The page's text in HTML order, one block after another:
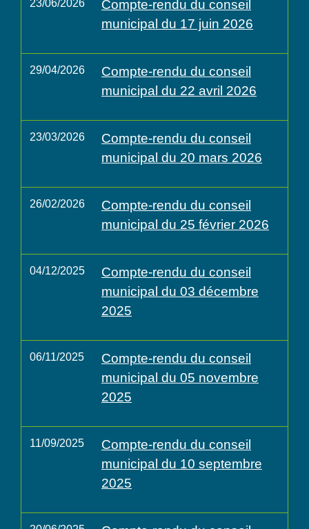
23/06/2026
Compte-rendu du conseil
municipal du 17 juin 2026
29/04/2026
Compte-rendu du conseil
municipal du 22 avril 2026
23/03/2026
Compte-rendu du conseil
municipal du 20 mars 2026
26/02/2026
Compte-rendu du conseil
municipal du 25 février 2026
04/12/2025
Compte-rendu du conseil
municipal du 03 décembre
2025
06/11/2025
Compte-rendu du conseil
municipal du 05 novembre
2025
11/09/2025
Compte-rendu du conseil
municipal du 10 septembre
2025